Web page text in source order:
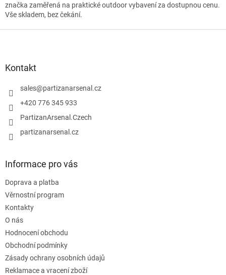
značka zaměřená na praktické outdoor vybavení za dostupnou cenu.
Vše skladem, bez čekání.
Kontakt
sales@partizanarsenal.cz
+420 776 345 933
PartizanArsenal.Czech
partizanarsenal.cz
Informace pro vás
Doprava a platba
Věrnostní program
Kontakty
O nás
Hodnocení obchodu
Obchodní podmínky
Zásady ochrany osobních údajů
Reklamace a vracení zboží